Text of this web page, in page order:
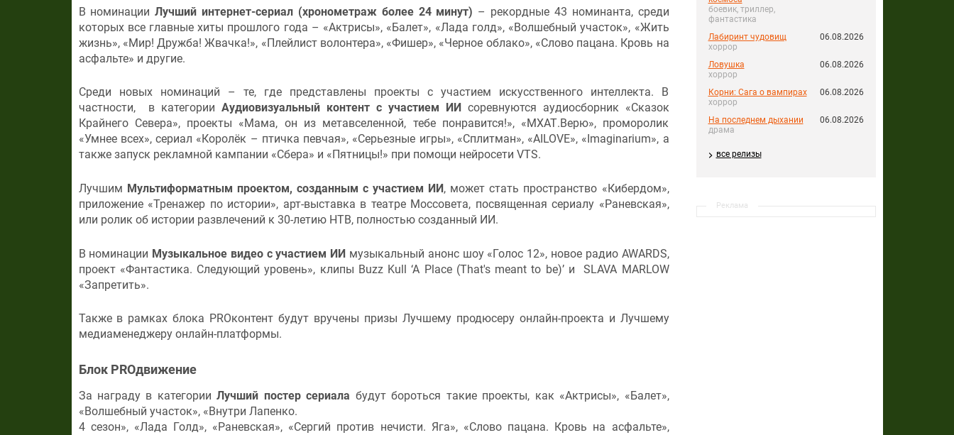
боевик, триллер,
фантастика
Лабиринт чудовищ
хоррор
06.08.2026
Ловушка
хоррор
06.08.2026
Корни: Сага о вампирах
хоррор
06.08.2026
На последнем дыхании
драма
06.08.2026
все релизы
Реклама
В номинацииЛучший интернет-сериал (хронометраж более 24 минут) – рекордные 43 номинанта, среди
которых все главные хиты прошлого года – «Актрисы», «Балет», «Лада голд», «Волшебный участок», «Жить
жизнь», «Мир! Дружба! Жвачка!», «Плейлист волонтера», «Фишер», «Черное облако», «Слово пацана. Кровь на
асфальте» и другие.
Среди новых номинаций – те, где представлены проекты с участием искусственного интеллекта. В
частности, в категории Аудиовизуальный контент с участием ИИ
соревнуются аудиосборник «Сказок
Крайнего Севера», проекты «Мама, он из метавселенной, тебе понравится!», «МХАТ.Верю», проморолик
«Умнее всех», сериал «Королёк – птичка певчая», «Серьезные игры», «Сплитман», «AILOVE», «Imaginarium», а
также запуск рекламной кампании «Сбера» и «Пятницы!» при помощи нейросети VTS.
Лучшим Мультиформатным проектом, созданным с участием ИИ, может стать пространство «Кибердом»,
приложение «Тренажер по истории», арт-выставка в театре Моссовета, посвященная сериалу «Раневская»,
или ролик об истории развлечений к 30-летию НТВ, полностью созданный ИИ.
В номинации Музыкальное видео с участием ИИ музыкальный анонс шоу «Голос 12», новое радио AWARDS,
проект «Фантастика. Следующий уровень», клипы Buzz Kull ‘A Place (That's meant to be)’ и SLAVA MARLOW
«Запретить».
Также в рамках блока PROконтент будут вручены призы Лучшему продюсеру онлайн-проекта и Лучшему
медиаменеджеру онлайн-платформы.
Блок PROдвижение
За награду в категорииЛучший постер сериала будут бороться такие проекты, как «Актрисы», «Балет»,
«Волшебный участок», «Внутри Лапенко.
4 сезон», «Лада Голд», «Раневская», «Сергий против нечисти. Яга», «Слово пацана. Кровь на асфальте»,